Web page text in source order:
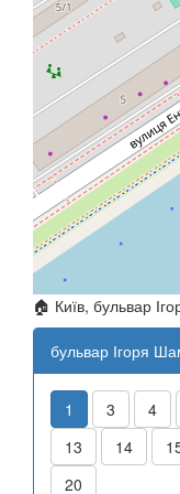
🏠 Київ, бульвар
бульвар Ігоря
1 3 4
13
14
20